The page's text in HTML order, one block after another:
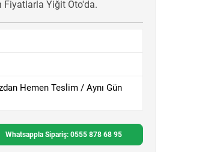
Fiyatlarla Yiğit Oto'da.
Hemen Teslim / Aynı Gün
Whatsappla Sipariş: 0555 878 68 95